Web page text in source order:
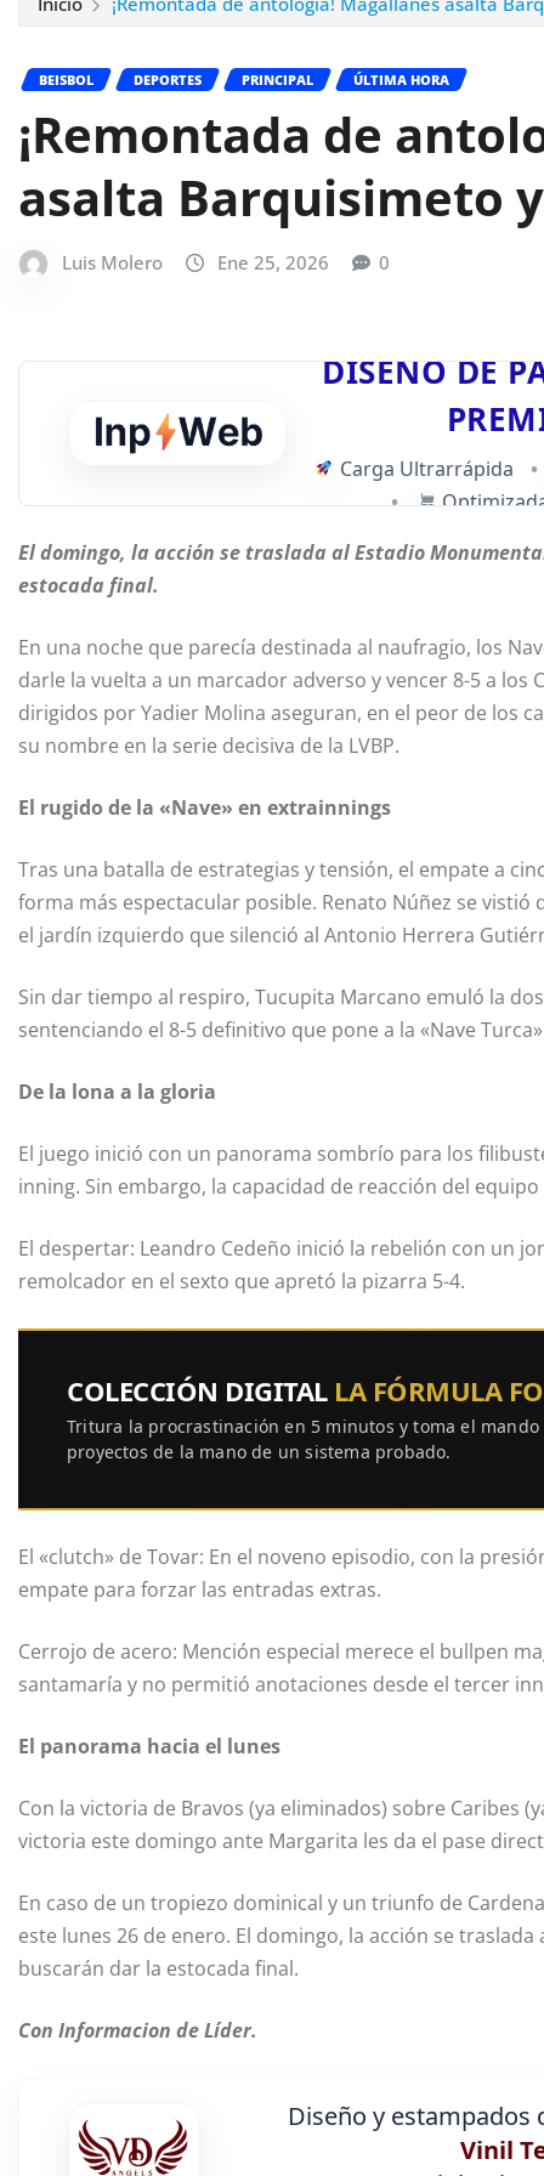
BEISBOL DEPORTES PRINCIPAL ÚLTIMA HORA
¡Remontada de
asalta Barquisimeto
Luis Molero Ene 25, 2026 0
DISEÑO DE
Carga Ultrarrápida •
•
El domingo, la acción se traslada al Estadio
estocada final.
En una noche que parecía destinada al naufragio, los
darle la vuelta a un marcador adverso y vencer 8-5 a los
dirigidos por Yadier Molina aseguran, en el peor de los
su nombre en la serie decisiva de la LVBP.
El rugido de la «Nave» en extrainnings
Tras una batalla de estrategias y tensión, el empate a
forma más espectacular posible. Renato Núñez se
el jardín izquierdo que silenció al Antonio Herrera
Sin dar tiempo al respiro, Tucupita Marcano emuló la
sentenciando el 8-5 definitivo que pone a la «Nave
De la lona a la gloria
El juego inició con un panorama sombrío para los
inning. Sin embargo, la capacidad de reacción del
El despertar: Leandro Cedeño inició la rebelión con un
remolcador en el sexto que apretó la pizarra 5-4.
COLECCIÓN DIGITAL LA FÓRMULA
Tritura la procrastinación en 5 minutos y toma el
proyectos de la mano de un sistema probado.
El «clutch» de Tovar: En el noveno episodio, con la
empate para forzar las entradas extras.
Cerrojo de acero: Mención especial merece el bullpen
santamaría y no permitió anotaciones desde el tercer
El panorama hacia el lunes
Con la victoria de Bravos (ya eliminados) sobre Caribes
victoria este domingo ante Margarita les da el pase
En caso de un tropiezo dominical y un triunfo de
este lunes 26 de enero. El domingo, la acción se
buscarán dar la estocada final.
Con Informacion de Líder.
Diseño y estampados
Vinil